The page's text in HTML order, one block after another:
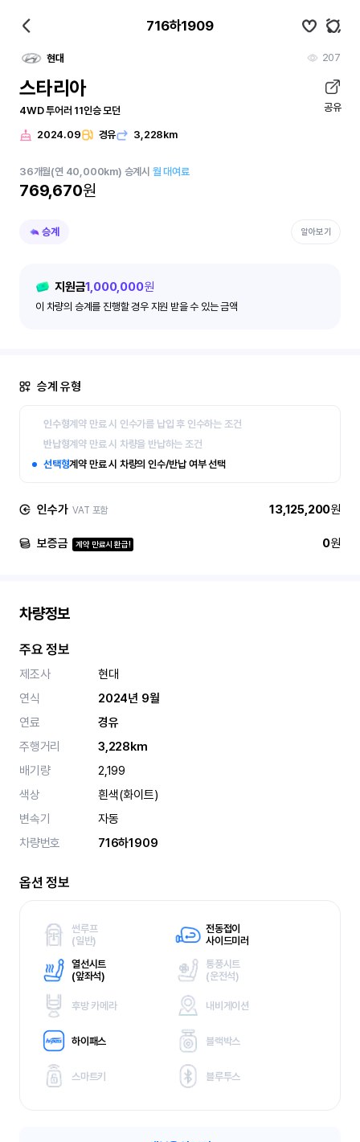
716하1909
현대 207
스타리아
4WD 투어러 11인승 모던 공유
2024.09 경유 3,228km
36개월(연 40,000km) 승계시 월 대여료
769,670원
승계 알아보기
지원금1,000,000원
이 차량의 승계를 진행할 경우 지원 받을 수 있는 금액
승계 유형
인수형계약 만료 시 인수가를 납입 후 인수하는 조건
반납형계약 만료 시 차량을 반납하는 조건
선택형계약 만료 시 차량의 인수/반납 여부 선택
인수가 VAT 포함 13,125,200원
보증금 계약 만료시 환급! 0원
차량정보
주요 정보
제조사
현대
연식
2024년 9월
연료
경유
주행거리
3,228km
배기량
2,199
색상
흰색(화이트)
변속기
자동
차량번호
716하1909
옵션 정보
썬루프
(일반)
전동접이
사이드미러
열선시트
(앞좌석)
통풍시트
(운전석)
후방 카메라 내비게이션
하이패스 블랙박스
스마트키 블루투스